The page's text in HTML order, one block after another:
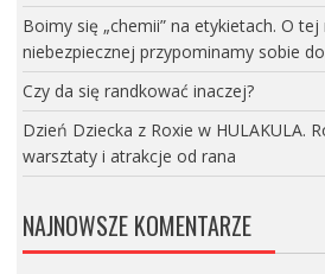
Boimy się „chemii” na etykietach. O tej
niebezpiecznej przypominamy sobie
Czy da się randkować inaczej?
Dzień Dziecka z Roxie w HULAKULA.
warsztaty i atrakcje od rana
NAJNOWSZE KOMENTARZE